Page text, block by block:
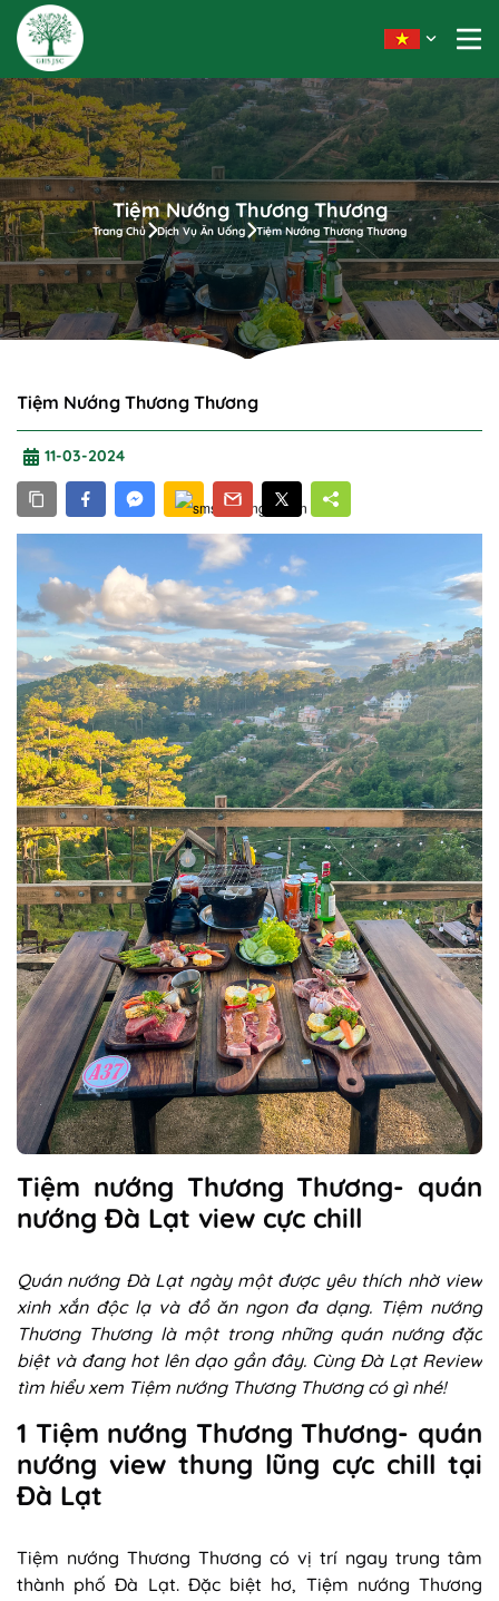
Tiệm Nướng Thương Thương
Trang Chủ Dịch Vụ Ăn Uống Tiệm Nướng Thương Thương
Tiệm Nướng Thương Thương
11-03-2024
Tiệm nướng Thương Thương- quán
nướng Đà Lạt view cực chill
Quán nướng Đà Lạt ngày một được yêu thích nhờ view
xinh xắn độc lạ và đồ ăn ngon đa dạng. Tiệm nướng
Thương Thương là một trong những quán nướng đặc
biệt và đang hot lên dạo gần đây. Cùng Đà Lạt Review
tìm hiểu xem Tiệm nướng Thương Thương có gì nhé!
1 Tiệm nướng Thương Thương- quán
nướng view thung lũng cực chill tại
Đà Lạt
Tiệm nướng Thương Thương có vị trí ngay trung tâm
thành phố Đà Lạt. Đặc biệt hơ, Tiệm nướng Thương